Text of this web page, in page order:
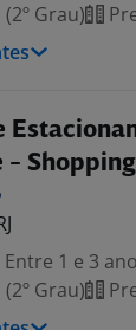
Grau)
-
Entre 1 e 3
Grau)